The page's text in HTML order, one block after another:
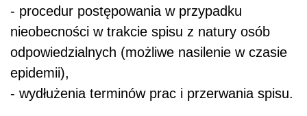
- procedur postępowania w przypadku
nieobecności w trakcie spisu z natury osób
odpowiedzialnych (możliwe nasilenie w czasie
epidemii),
- wydłużenia terminów prac i przerwania spisu.